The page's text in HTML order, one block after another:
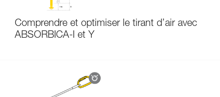
Comprendre et optimiser le tirant d’air avec
ABSORBICA-I et Y